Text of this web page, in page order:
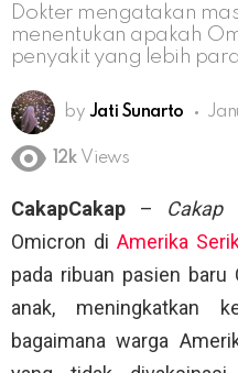
Dokter mengatakan
menentukan apakah
penyakit yang lebih
by Jati Sunarto
12k Views
CakapCakap – Cakap
Omicron di Amerika
pada ribuan pasien baru
anak, meningkatkan
bagaimana warga